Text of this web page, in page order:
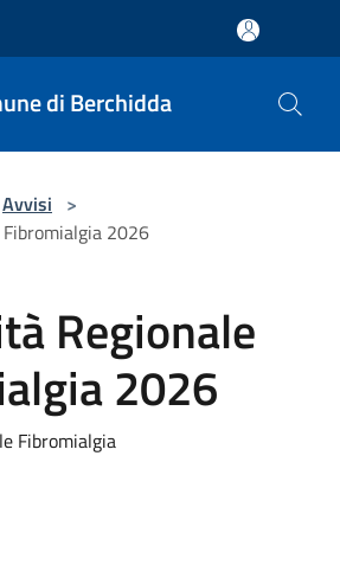
di Berchidda
Avvisi >
2026
Regionale
2026
Fibromialgia